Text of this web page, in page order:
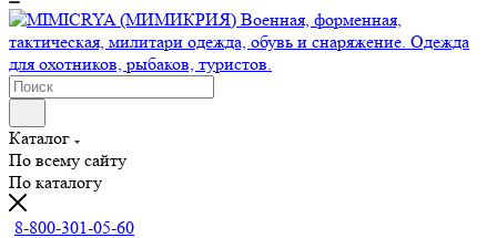
Каталог
По всему сайту
По каталогу
8-800-301-05-60